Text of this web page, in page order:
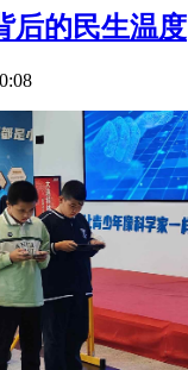
后的民生温度